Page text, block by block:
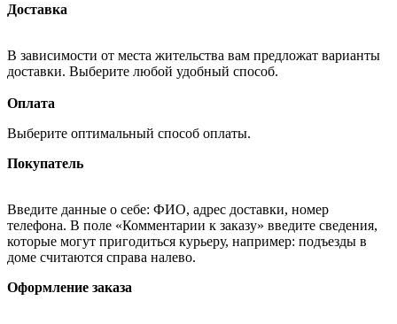
Доставка
В зависимости от места жительства вам предложат варианты
доставки. Выберите любой удобный способ.
Оплата
Выберите оптимальный способ оплаты.
Покупатель
Введите данные о себе: ФИО, адрес доставки, номер
телефона. В поле «Комментарии к заказу» введите сведения,
которые могут пригодиться курьеру, например: подъезды в
доме считаются справа налево.
Оформление заказа